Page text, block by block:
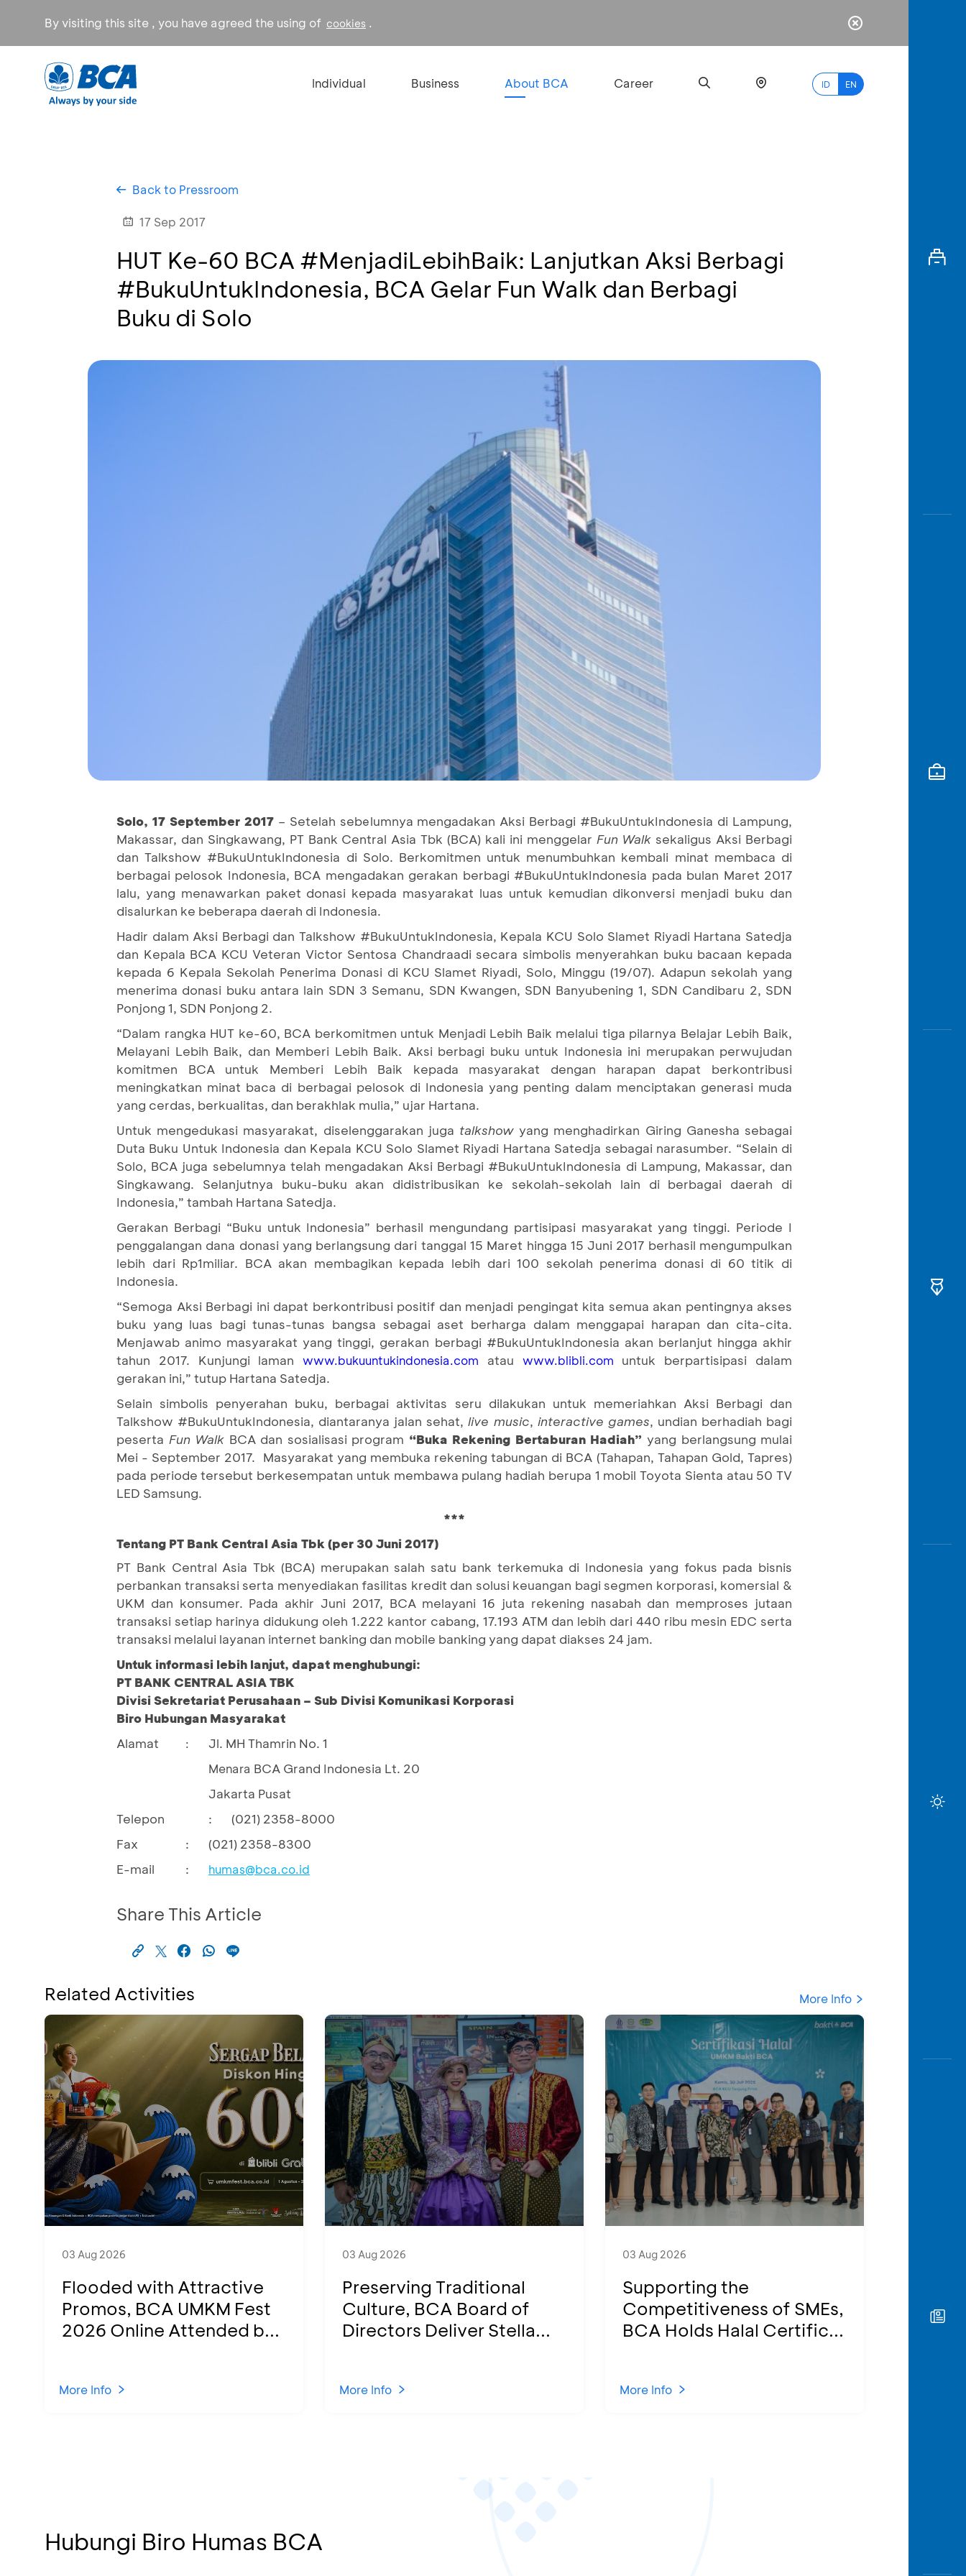
By visiting this site , you have agreed the using of cookies .
Individual Business About BCA Career ID EN
myBCA
Back to Pressroom
17 Sep 2017
HUT Ke-60 BCA #MenjadiLebihBaik: Lanjutkan Aksi Berbagi
#BukuUntukIndonesia, BCA Gelar Fun Walk dan Berbagi
Buku di Solo
Solo, 17 September 2017– Setelah sebelumnya mengadakan Aksi Berbagi #BukuUntukIndonesia di Lampung,
Makassar, dan Singkawang, PT Bank Central Asia Tbk (BCA) kali ini menggelar Fun Walk sekaligus Aksi Berbagi
dan Talkshow #BukuUntukIndonesia di Solo. Berkomitmen untuk menumbuhkan kembali minat membaca di
berbagai pelosok Indonesia, BCA mengadakan gerakan berbagi #BukuUntukIndonesia pada bulan Maret 2017
lalu, yang menawarkan paket donasi kepada masyarakat luas untuk kemudian dikonversi menjadi buku dan
disalurkan ke beberapa daerah di Indonesia.
Hadir dalam Aksi Berbagi dan Talkshow #BukuUntukIndonesia, Kepala KCU Solo Slamet Riyadi Hartana Satedja
dan Kepala BCA KCU Veteran Victor Sentosa Chandraadi secara simbolis menyerahkan buku bacaan kepada
kepada 6 Kepala Sekolah Penerima Donasi di KCU Slamet Riyadi, Solo, Minggu (19/07). Adapun sekolah yang
menerima donasi buku antara lain SDN 3 Semanu, SDN Kwangen, SDN Banyubening 1, SDN Candibaru 2, SDN
Ponjong 1, SDN Ponjong 2.
“Dalam rangka HUT ke-60, BCA berkomitmen untuk Menjadi Lebih Baik melalui tiga pilarnya Belajar Lebih Baik,
Melayani Lebih Baik, dan Memberi Lebih Baik. Aksi berbagi buku untuk Indonesia ini merupakan perwujudan
komitmen BCA untuk Memberi Lebih Baik kepada masyarakat dengan harapan dapat berkontribusi
meningkatkan minat baca di berbagai pelosok di Indonesia yang penting dalam menciptakan generasi muda
yang cerdas, berkualitas, dan berakhlak mulia,” ujar Hartana.
Untuk mengedukasi masyarakat, diselenggarakan juga talkshow yang menghadirkan Giring Ganesha sebagai
Duta Buku Untuk Indonesia dan Kepala KCU Solo Slamet Riyadi Hartana Satedja sebagai narasumber. “Selain di
Solo, BCA juga sebelumnya telah mengadakan Aksi Berbagi #BukuUntukIndonesia di Lampung, Makassar, dan
Singkawang. Selanjutnya buku-buku akan didistribusikan ke sekolah-sekolah lain di berbagai daerah di
Indonesia,” tambah Hartana Satedja.
Gerakan Berbagi “Buku untuk Indonesia” berhasil mengundang partisipasi masyarakat yang tinggi. Periode I
penggalangan dana donasi yang berlangsung dari tanggal 15 Maret hingga 15 Juni 2017 berhasil mengumpulkan
lebih dari Rp1miliar. BCA akan membagikan kepada lebih dari 100 sekolah penerima donasi di 60 titik di
Indonesia.
“Semoga Aksi Berbagi ini dapat berkontribusi positif dan menjadi pengingat kita semua akan pentingnya akses
buku yang luas bagi tunas-tunas bangsa sebagai aset berharga dalam menggapai harapan dan cita-cita.
Menjawab animo masyarakat yang tinggi, gerakan berbagi #BukuUntukIndonesia akan berlanjut hingga akhir
tahun 2017. Kunjungi lamanwww.bukuuntukindonesia.com atau www.blibli.com untuk berpartisipasi dalam
gerakan ini,” tutup Hartana Satedja.
Selain simbolis penyerahan buku, berbagai aktivitas seru dilakukan untuk memeriahkan Aksi Berbagi dan
Talkshow #BukuUntukIndonesia, diantaranya jalan sehat,live music, interactive games, undian berhadiah bagi
peserta Fun Walk BCA dan sosialisasi program “Buka Rekening Bertaburan Hadiah” yang berlangsung mulai
Mei - September 2017. Masyarakat yang membuka rekening tabungan di BCA (Tahapan, Tahapan Gold, Tapres)
pada periode tersebut berkesempatan untuk membawa pulang hadiah berupa 1 mobil Toyota Sienta atau 50 TV
LED Samsung.
***
Tentang PT Bank Central Asia Tbk (per 30 Juni 2017)
PT Bank Central Asia Tbk (BCA) merupakan salah satu bank terkemuka di Indonesia yang fokus pada bisnis
perbankan transaksi serta menyediakan fasilitas kredit dan solusi keuangan bagi segmen korporasi, komersial &
UKM dan konsumer. Pada akhir Juni 2017, BCA melayani 16 juta rekening nasabah dan memproses jutaan
transaksi setiap harinya didukung oleh 1.222 kantor cabang, 17.193 ATM dan lebih dari 440 ribu mesin EDC serta
transaksi melalui layanan internet banking dan mobile banking yang dapat diakses 24 jam.
Untuk informasi lebih lanjut, dapat menghubungi:
PT BANK CENTRAL ASIA TBK
Divisi Sekretariat Perusahaan – Sub Divisi Komunikasi Korporasi
Biro Hubungan Masyarakat
Alamat
: Jl. MH Thamrin No. 1
Menara BCA Grand Indonesia Lt. 20
Jakarta Pusat
Telepon
:
(021) 2358-8000
Fax
:
(021) 2358-8300
E-mail
: humas@bca.co.id
Share This Article
Related Activities More Info
03 Aug 2026
Flooded with Attractive
Promos, BCA UMKM Fest
2026 Online Attended b...
More Info
03 Aug 2026
Preserving Traditional
Culture, BCA Board of
Directors Deliver Stella...
More Info
03 Aug 2026
Supporting the
Competitiveness of SMEs,
BCA Holds Halal Certific...
More Info
Hubungi Biro Humas BCA